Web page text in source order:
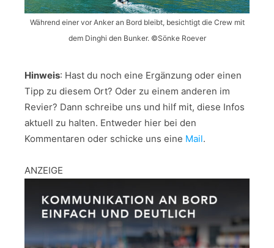
Während einer vor Anker an Bord bleibt, besichtigt die Crew mit
dem Dinghi den Bunker. ©Sönke Roever
Hinweis: Hast du noch eine Ergänzung oder einen
Tipp zu diesem Ort? Oder zu einem anderen im
Revier? Dann schreibe uns und hilf mit, diese Infos
aktuell zu halten. Entweder hier bei den
Kommentaren oder schicke uns eine Mail.
ANZEIGE